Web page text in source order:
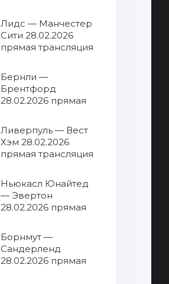
Лидс — Манчестер
Сити 28.02.2026
прямая трансляция
Бернли —
Брентфорд
28.02.2026 прямая
Ливерпуль — Вест
Хэм 28.02.2026
прямая трансляция
Ньюкасл Юнайтед
— Эвертон
28.02.2026 прямая
Борнмут —
Сандерленд
28.02.2026 прямая